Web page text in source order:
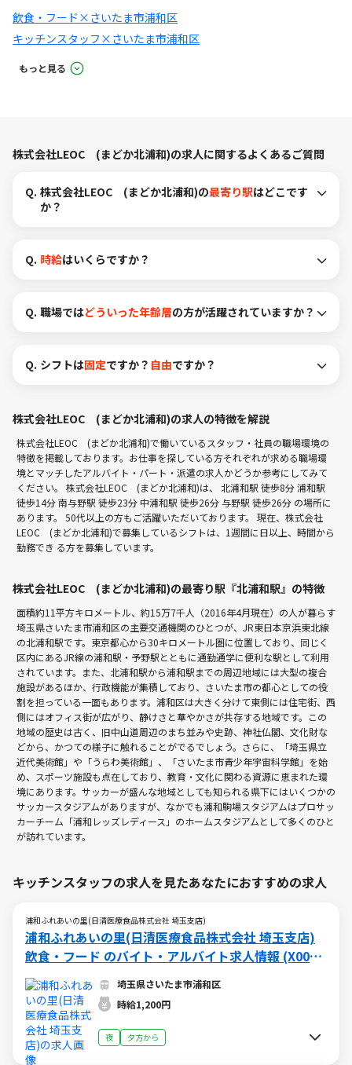
飲食・フード×さいたま市浦和区
キッチンスタッフ×さいたま市浦和区
もっと見る
株式会社LEOC (まどか北浦和)の求人に関するよくあるご質問
Q. 株式会社LEOC (まどか北浦和)の最寄り駅はどこです
か？
Q. 時給はいくらですか？
Q. 職場ではどういった年齢層の方が活躍されていますか？
Q. シフトは固定ですか？ 自由ですか？
株式会社LEOC (まどか北浦和)の求人の特徴を解説
株式会社LEOC (まどか北浦和)で働いているスタッフ・社員の職場環境の
特徴を掲載しております。お仕事を探している方それぞれが求める職場環
境とマッチしたアルバイト・パート・派遣の求人かどうか参考にしてみて
ください。 株式会社LEOC (まどか北浦和)は、 北浦和駅 徒歩8分浦和駅
徒歩14分南与野駅 徒歩23分 中浦和駅 徒歩26分 与野駅 徒歩26分 の場所に
あります。 50代以上の方もご活躍いただいております。 現在、株式会社
LEOC (まどか北浦和)で募集しているシフトは、1週間に日以上、時間から
勤務でき る方を募集しています。
株式会社LEOC (まどか北浦和)の最寄り駅『北浦和駅』の特徴
面積約11平方キロメートル、約15万7千人（2016年4月現在）の人が暮らす
埼玉県さいたま市浦和区の主要交通機関のひとつが、JR東日本京浜東北線
の北浦和駅です。東京都心から30キロメートル圏に位置しており、同じく
区内にあるJR線の浦和駅・予野駅とともに通勤通学に便利な駅として利用
されています。また、北浦和駅から浦和駅までの周辺地域には大型の複合
施設があるほか、行政機能が集積しており、さいたま市の都心としての役
割を担っている一面もあります。浦和区は大きく分けて東側には住宅街、西
側にはオフィス街が広がり、静けさと華やかさが共存する地域です。この
地域の歴史は古く、旧中山道周辺のまち並みや史跡、神社仏閣、文化財な
どから、かつての様子に触れることがでるでしょう。さらに、「埼玉県立
近代美術館」や「うらわ美術館」、「さいたま市青少年宇宙科学館」を始
め、スポーツ施設も点在しており、教育・文化に関わる資源に恵まれた環
境にあります。サッカーが盛んな地域としても知られる県下にはいくつかの
サッカースタジアムがありますが、なかでも浦和駒場スタジアムはプロサッ
カーチーム「浦和レッズレディース」のホームスタジアムとして多くのひと
が訪れています。
キッチンスタッフの求人を見たあなたにおすすめの求人
浦和ふれあいの里(日清医療食品株式会社 埼玉支店)
浦和ふれあいの里(日清医療食品株式会社 埼玉支店)
飲食・フード のバイト・アルバイト求人情報 (X0059
42364)
埼玉県さいたま市浦和区
時給1,200円
夜 夕方から